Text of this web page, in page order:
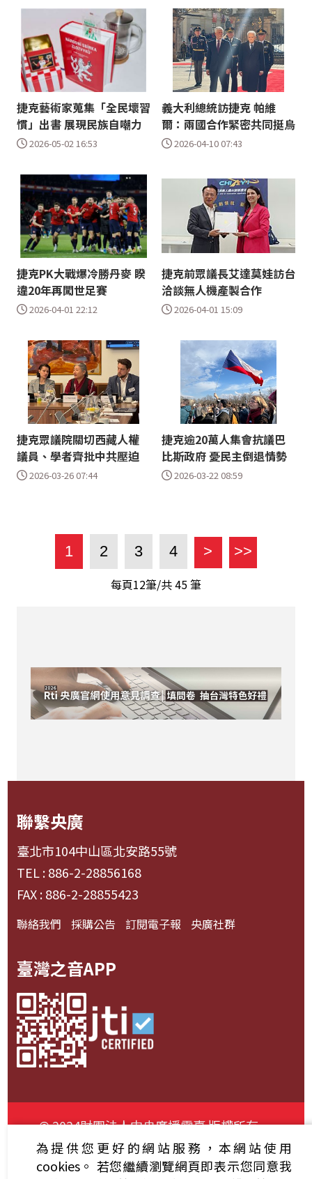
捷克藝術家蒐集「全民壞習
慣」出書 展現民族自嘲力
2026-05-02 16:53
義大利總統訪捷克 帕維
爾：兩國合作緊密共同挺烏
2026-04-10 07:43
捷克PK大戰爆冷勝丹麥 睽
違20年再闖世足賽
2026-04-01 22:12
捷克前眾議長艾達莫娃訪台
洽談無人機產製合作
2026-04-01 15:09
捷克眾議院關切西藏人權
議員、學者齊批中共壓迫
2026-03-26 07:44
捷克逾20萬人集會抗議巴
比斯政府 憂民主倒退情勢
2026-03-22 08:59
1 2 3 4 > >>
每頁12筆/共45筆
聯繫央廣
臺北市104中山區北安路55號
TEL : 886-2-28856168
FAX : 886-2-28855423
聯絡我們 採購公告 訂閱電子報 央廣社群
臺灣之音APP
© 2024財團法人中央廣播電臺 版權所有
資通安全政策聲明
服務條款 隱私權條款
為提供您更好的網站服務，本網站使用
cookies。 若您繼續瀏覽網頁即表示您同意我